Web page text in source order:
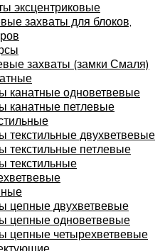
эксцентриковые
захваты для блоков,
захваты (замки Смаля)
канатные одноветвевые
канатные петлевые
текстильные двухветвевые
текстильные петлевые
текстильные
цепные двухветвевые
цепные одноветвевые
цепные четырехветвевые